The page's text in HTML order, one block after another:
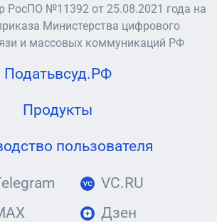
РосПО №11392 от 25.08.2021 года на
Министерства цифрового
и массовых коммуникаций РФ
Податьвсуд.РФ
Продукты
пользователя
VC.RU
Дзен